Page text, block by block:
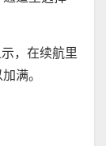
示，在续航里
满。